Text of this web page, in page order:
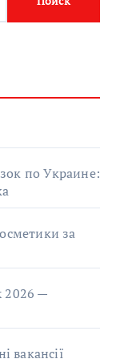
по Украине:
за
2026 —
вакансії